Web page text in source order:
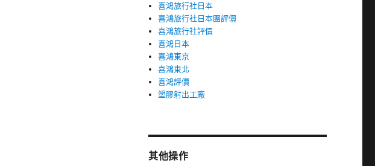
喜鴻旅行社日本
喜鴻旅行社日本團評價
喜鴻旅行社評價
喜鴻日本
喜鴻東京
喜鴻東北
喜鴻評價
塑膠射出工廠
其他操作